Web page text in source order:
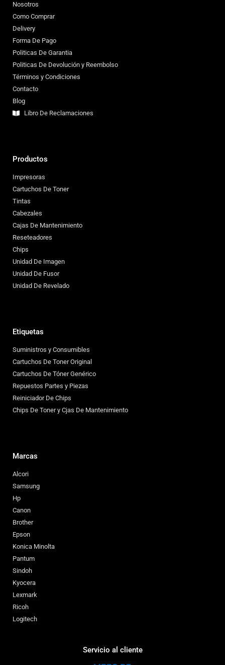
Nosotros
Como Comprar
Delivery
Forma De Pago
Politicas De Garantia
Politicas De Devolución y Reembolso
Términos y Condiciones
Contacto
Blog
Libro De Reclamaciones
Productos
Impresoras
Cartuchos De Toner
Tintas
Cabezales
Cajas De Mantenimiento
Reseteadores
Chips
Unidad De Imagen
Unidad De Fusor
Unidad De Revelado
Etiquetas
Suministros y Consumibles
Cartuchos De Toner Original
Cartuchos De Tóner Genérico
Repuestos Partes y Piezas
Reiniciador De Chips
Chips De Toner y Cjas De Mantenimiento
Marcas
Alcori
Samsung
Hp
Canon
Brother
Epson
Konica Minolta
Pantum
Sindoh
Kyocera
Lexmark
Ricoh
Logitech
Servicio al cliente